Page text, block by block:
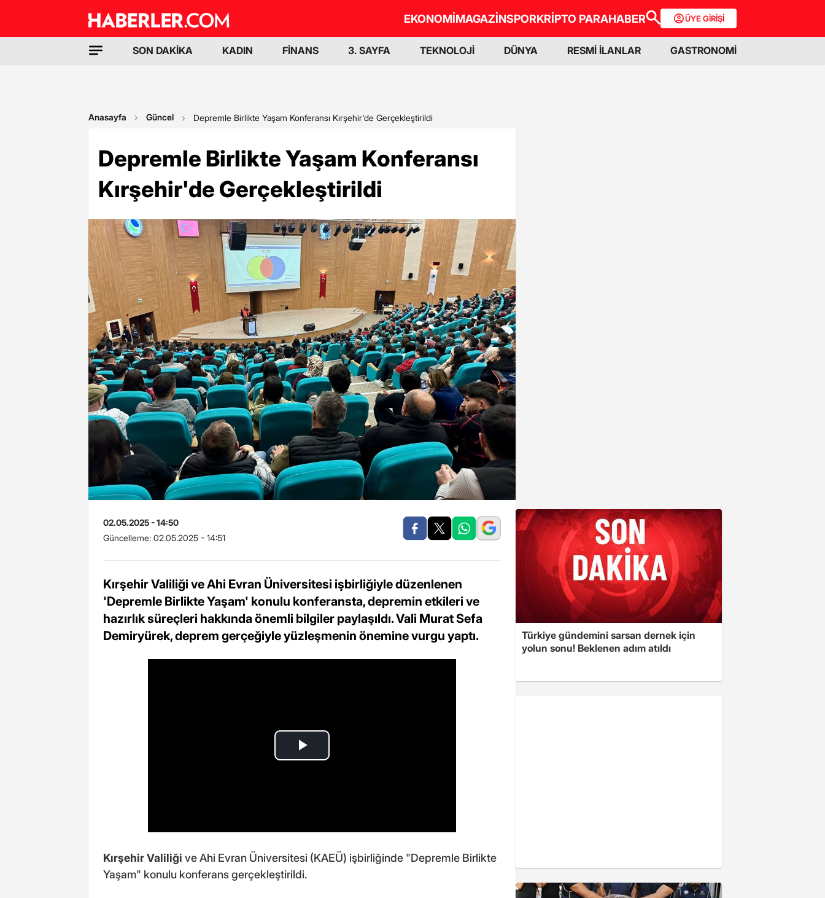
EKONOMİMAGAZİNSPORKRİPTO PARAHABER ÜYE GİRİŞİ
SON DAKİKA KADIN FİNANS 3. SAYFA TEKNOLOJİ DÜNYA RESMİ İLANLAR GASTRONOMİ
Anasayfa Güncel Depremle Birlikte Yaşam Konferansı Kırşehir'de Gerçekleştirildi
Depremle Birlikte Yaşam Konferansı
Kırşehir'de Gerçekleştirildi
02.05.2025 - 14:50
Güncelleme: 02.05.2025 - 14:51
Kırşehir Valiliği ve Ahi Evran Üniversitesi işbirliğiyle düzenlenen
'Depremle Birlikte Yaşam' konulu konferansta, depremin etkileri ve
hazırlık süreçleri hakkında önemli bilgiler paylaşıldı. Vali Murat Sefa
Demiryürek, deprem gerçeğiyle yüzleşmenin önemine vurgu yaptı.
Kırşehir Valiliği ve Ahi Evran Üniversitesi (KAEÜ) işbirliğinde "Depremle Birlikte
Yaşam" konulu konferans gerçekleştirildi.
Türkiye gündemini sarsan dernek için
yolun sonu! Beklenen adım atıldı